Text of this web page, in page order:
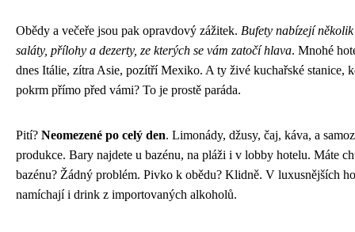
Obědy a večeře jsou pak opravdový zážitek. Bufety nabízejí
saláty, přílohy a dezerty, ze kterých se vám zatočí hlava. Mnohé
dnes Itálie, zítra Asie, pozítří Mexiko. A ty živé kuchařské stanice,
pokrm přímo před vámi? To je prostě paráda.
Pití? Neomezené po celý den. Limonády, džusy, čaj, káva, a
produkce. Bary najdete u bazénu, na pláži i v lobby hotelu. Máte
bazénu? Žádný problém. Pivko k obědu? Klidně. V luxusnějších
namíchají i drink z importovaných alkoholů.